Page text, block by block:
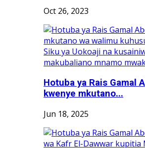
Oct 26, 2023
Hotuba ya Rais Gamal
kwenye mkutano...
Jun 18, 2025